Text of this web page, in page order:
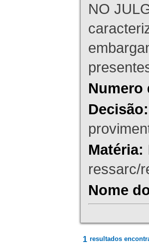
NO
Numero
Decisão:
Matéria:
ressarc/
Nome
1 resultados